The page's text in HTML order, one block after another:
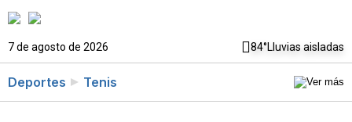
7 de agosto de 2026 84°Lluvias aisladas
Deportes Tenis